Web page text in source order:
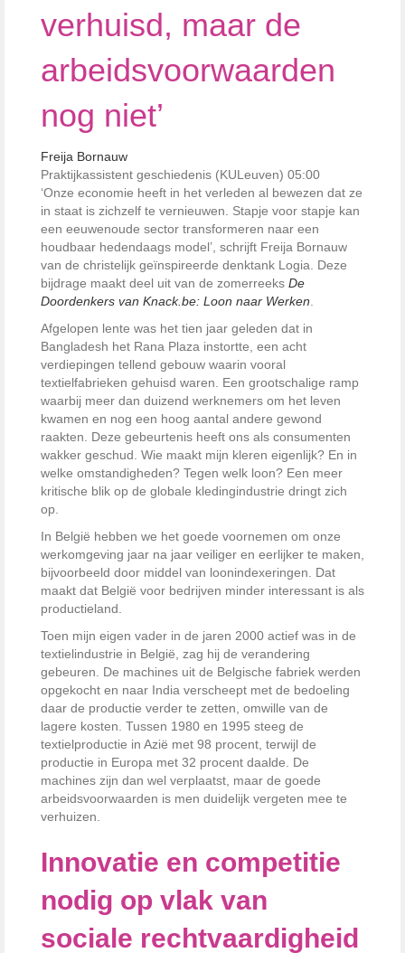
verhuisd, maar de
arbeidsvoorwaarden
nog niet’
Freija Bornauw
Praktijkassistent geschiedenis (KULeuven) 05:00
‘Onze economie heeft in het verleden al bewezen dat ze
in staat is zichzelf te vernieuwen. Stapje voor stapje kan
een eeuwenoude sector transformeren naar een
houdbaar hedendaags model’, schrijft Freija Bornauw
van de christelijk geïnspireerde denktank Logia. Deze
bijdrage maakt deel uit van de zomerreeks De
Doordenkers van Knack.be: Loon naar Werken.
Afgelopen lente was het tien jaar geleden dat in
Bangladesh het Rana Plaza instortte, een acht
verdiepingen tellend gebouw waarin vooral
textielfabrieken gehuisd waren. Een grootschalige ramp
waarbij meer dan duizend werknemers om het leven
kwamen en nog een hoog aantal andere gewond
raakten. Deze gebeurtenis heeft ons als consumenten
wakker geschud. Wie maakt mijn kleren eigenlijk? En in
welke omstandigheden? Tegen welk loon? Een meer
kritische blik op de globale kledingindustrie dringt zich
op.
In België hebben we het goede voornemen om onze
werkomgeving jaar na jaar veiliger en eerlijker te maken,
bijvoorbeeld door middel van loonindexeringen. Dat
maakt dat België voor bedrijven minder interessant is als
productieland.
Toen mijn eigen vader in de jaren 2000 actief was in de
textielindustrie in België, zag hij de verandering
gebeuren. De machines uit de Belgische fabriek werden
opgekocht en naar India verscheept met de bedoeling
daar de productie verder te zetten, omwille van de
lagere kosten. Tussen 1980 en 1995 steeg de
textielproductie in Azië met 98 procent, terwijl de
productie in Europa met 32 procent daalde. De
machines zijn dan wel verplaatst, maar de goede
arbeidsvoorwaarden is men duidelijk vergeten mee te
verhuizen.
Innovatie en competitie
nodig op vlak van
sociale rechtvaardigheid